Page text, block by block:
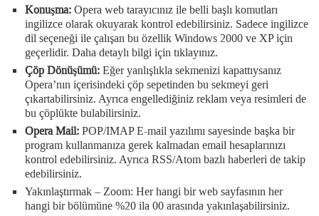
Konuşma:Opera web tarayıcınız ile belli başlı komutları
ingilizce olarak okuyarak kontrol edebilirsiniz. Sadece ingilizce
dil seçeneği ile çalışan bu özellik Windows 2000 ve XP için
geçerlidir. Daha detaylı bilgi için tıklayınız.
Çöp Dönüşümü:Eğer yanlışlıkla sekmenizi kapattıysanız
Opera’nın içerisindeki çöp sepetinden bu sekmeyi geri
çıkartabilirsiniz. Ayrıca engellediğiniz reklam veya resimleri de
bu çöplükte bulabilirsiniz.
Opera Mail:POP/IMAP E-mail yazılımı sayesinde başka bir
program kullanmanıza gerek kalmadan email hesaplarınızı
kontrol edebilirsiniz. Ayrıca RSS/Atom bazlı haberleri de takip
edebilirsiniz.
Yakınlaştırmak – Zoom: Her hangi bir web sayfasının her
hangi bir bölümüne %20 ila 00 arasında yakınlaşabilirsiniz.